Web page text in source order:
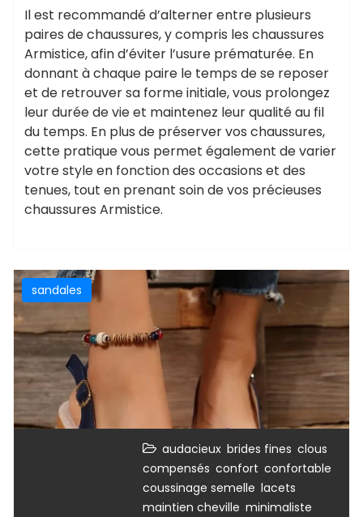
Il est recommandé d’alterner entre plusieurs
paires de chaussures, y compris les chaussures
Armistice, afin d’éviter l’usure prématurée. En
donnant à chaque paire le temps de se reposer
et de retrouver sa forme initiale, vous prolongez
leur durée de vie et maintenez leur qualité au fil
du temps. En plus de préserver vos chaussures,
cette pratique vous permet également de varier
votre style en fonction des occasions et des
tenues, tout en prenant soin de vos précieuses
chaussures Armistice.
sandales
audacieux brides fines clous
compensés confort confortable
coussinage semelle lacets
maintien cheville minimaliste